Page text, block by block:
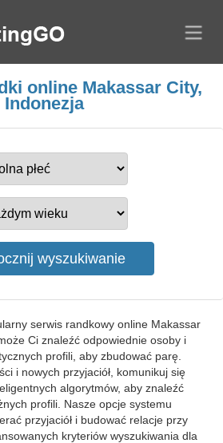
online Makassar City,
Indonezja
serwis randkowy online Makassar
Ci znaleźć odpowiednie osoby i
profili, aby zbudować parę.
i nowych przyjaciół, komunikuj się
algorytmów, aby znaleźć
profili. Nasze opcje systemu
przyjaciół i budować relacje przy
kryteriów wyszukiwania dla